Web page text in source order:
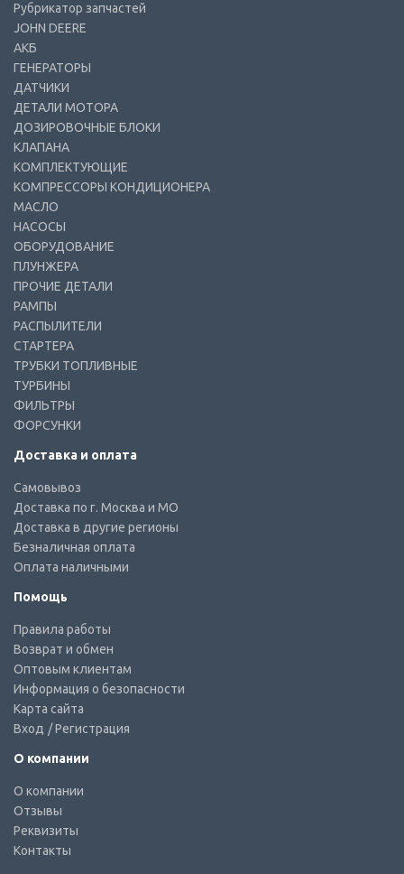
Рубрикатор запчастей
JOHN DEERE
АКБ
ГЕНЕРАТОРЫ
ДАТЧИКИ
ДЕТАЛИ МОТОРА
ДОЗИРОВОЧНЫЕ БЛОКИ
КЛАПАНА
КОМПЛЕКТУЮЩИЕ
КОМПРЕССОРЫ КОНДИЦИОНЕРА
МАСЛО
НАСОСЫ
ОБОРУДОВАНИЕ
ПЛУНЖЕРА
ПРОЧИЕ ДЕТАЛИ
РАМПЫ
РАСПЫЛИТЕЛИ
СТАРТЕРА
ТРУБКИ ТОПЛИВНЫЕ
ТУРБИНЫ
ФИЛЬТРЫ
ФОРСУНКИ
Доставка и оплата
Самовывоз
Доставка по г. Москва и МО
Доставка в другие регионы
Безналичная оплата
Оплата наличными
Помощь
Правила работы
Возврат и обмен
Оптовым клиентам
Информация о безопасности
Карта сайта
Вход / Регистрация
О компании
О компании
Отзывы
Реквизиты
Контакты